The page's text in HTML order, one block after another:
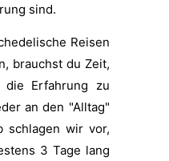
sind.
Reisen
brauchst du Zeit,
die Erfahrung zu
an den "Alltag"
schlagen wir vor,
3 Tage lang